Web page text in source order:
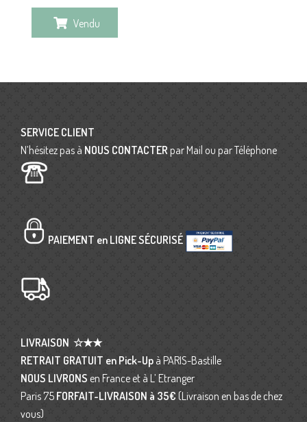
Vendu
SERVICE CLIENT
N’hésitez pas à NOUS CONTACTER par Mail ou par Téléphone
PAIEMENT en LIGNE SÉCURISÉ
LIVRAISON ☆★★
RETRAIT GRATUIT en Pick-Up à PARIS-Bastille
NOUS LIVRONS en France et à L’ Etranger
Paris 75 FORFAIT-LIVRAISON à 35€ (Livraison en bas de chez
vous)